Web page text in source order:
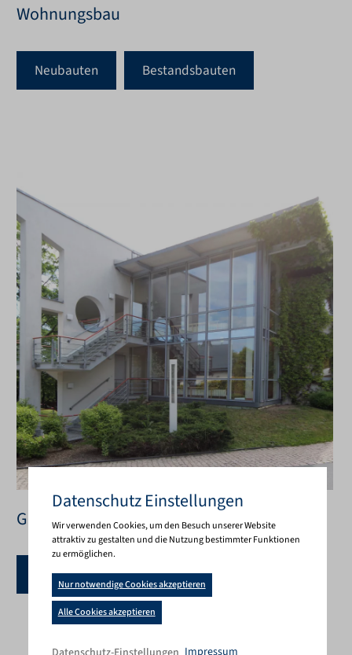
Wohnungsbau
Neubauten Bestandsbauten
Gesellschaftsbau
Projekte
Dies ist die Website DELTA-PLAN
Datenschutz Einstellungen
Wir verwenden Cookies, um den Besuch unserer Website
attraktiv zu gestalten und die Nutzung bestimmter Funktionen
zu ermöglichen.
Nur notwendige Cookies akzeptieren
Alle Cookies akzeptieren
Impressum
Cookie-Banner geöffnet. Bitte